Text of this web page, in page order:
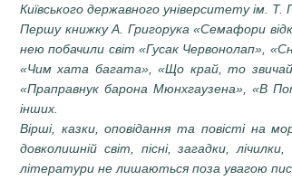
Київського державного університету ім.
Першу книжку А. Григорука «Семафори
нею побачили світ «Гусак Червонолап»,
«Чим хата багата», «Що край, то
«Праправнук барона Мюнхгаузена», «В
інших.
Вірші, казки, оповідання та повісті на
довколишній світ, пісні, загадки,
літератури не лишаються поза увагою